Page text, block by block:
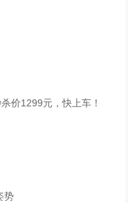
价1299元，快上车！
势